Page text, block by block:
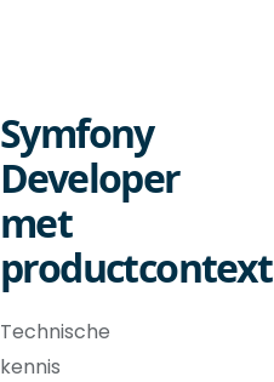
Symfony
Developer
met
productcontext
Technische
kennis